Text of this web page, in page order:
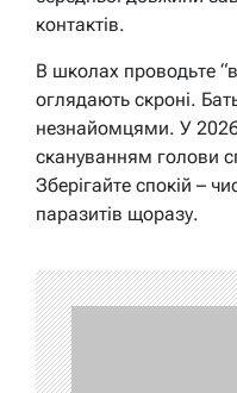
контактів.
В школах проводьте
оглядають скроні.
незнайомцями. У 2026
скануванням голови
Зберігайте спокій –
паразитів щоразу.